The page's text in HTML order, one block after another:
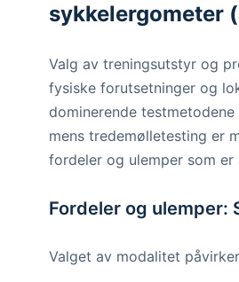
sykkelergometer
Valg av treningsutstyr og
fysiske forutsetninger og
dominerende
mens tredemølletesting er
fordeler og ulemper som
Fordeler og ulemper:
Valget av modalitet